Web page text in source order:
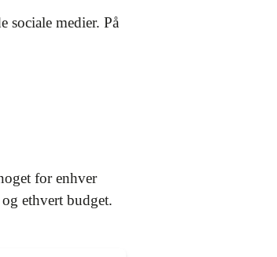
sociale medier. På
for enhver
ethvert budget.